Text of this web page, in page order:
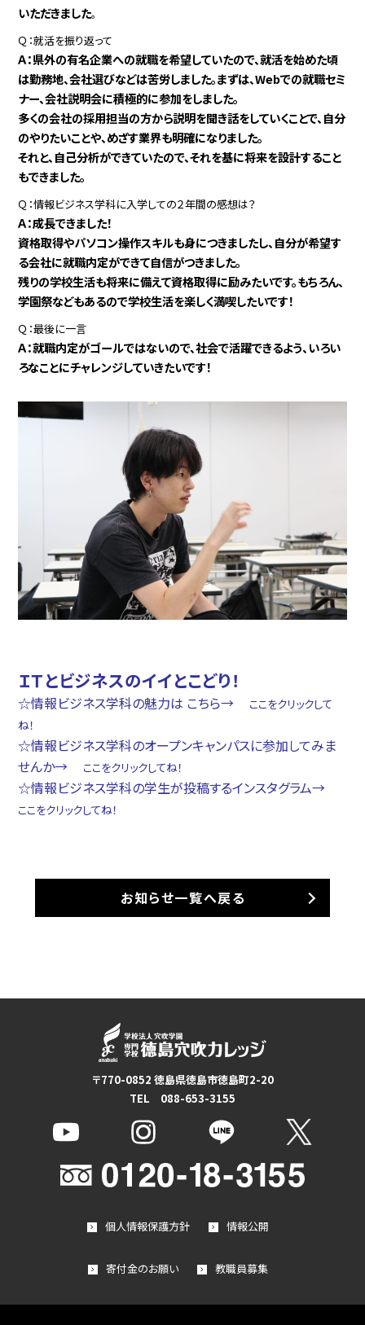
いただきました。
Ｑ：就活を振り返って
Ａ：県外の有名企業への就職を希望していたので、就活を始めた頃
は勤務地、会社選びなどは苦労しました。まずは、Webでの就職セミ
ナー、会社説明会に積極的に参加をしました。
多くの会社の採用担当の方から説明を聞き話をしていくことで、自分
のやりたいことや、めざす業界も明確になりました。
それと、自己分析ができていたので、それを基に将来を設計すること
もできました。
Ｑ：情報ビジネス学科に入学しての２年間の感想は？
Ａ：成長できました！
資格取得やパソコン操作スキルも身につきましたし、自分が希望す
る会社に就職内定ができて自信がつきました。
残りの学校生活も将来に備えて資格取得に励みたいです。もちろん、
学園祭などもあるので学校生活を楽しく満喫したいです！
Ｑ：最後に一言
Ａ：就職内定がゴールではないので、社会で活躍できるよう、いろい
ろなことにチャレンジしていきたいです！
ＩＴとビジネスのイイとこどり！
☆情報ビジネス学科の魅力は こちら→
ここをクリックして
ね！
☆情報ビジネス学科のオープンキャンパスに参加してみま
せんか→
ここをクリックしてね！
☆情報ビジネス学科の学生が投稿するインスタグラム→
ここをクリックしてね！
お知らせ一覧へ戻る
〒770-0852 徳島県徳島市徳島町2-20
TEL 088-653-3155
個人情報保護方針 情報公開
寄付金のお願い 教職員募集